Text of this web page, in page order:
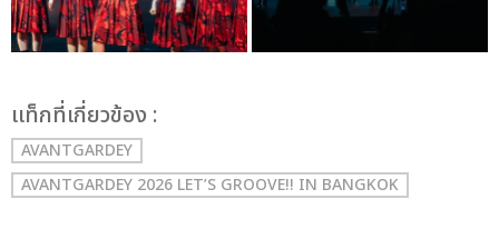
เเท็กที่เกี่ยวข้อง :
AVANTGARDEY
AVANTGARDEY 2026 LET’S GROOVE!! IN BANGKOK